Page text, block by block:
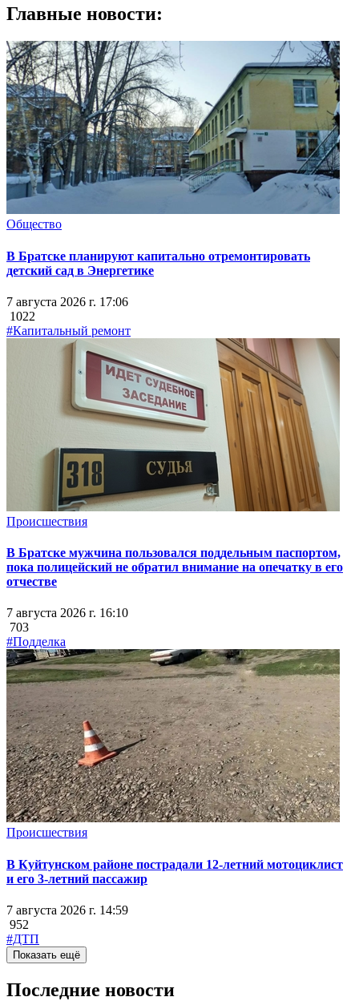
Главные новости:
Общество
В Братске планируют капитально отремонтировать
детский сад в Энергетике
7 августа 2026 г. 17:06
1022
#Капитальный ремонт
Происшествия
В Братске мужчина пользовался поддельным паспортом,
пока полицейский не обратил внимание на опечатку в его
отчестве
7 августа 2026 г. 16:10
703
#Подделка
Происшествия
В Куйтунском районе пострадали 12-летний мотоциклист
и его 3-летний пассажир
7 августа 2026 г. 14:59
952
#ДТП
Показать ещё
Последние новости